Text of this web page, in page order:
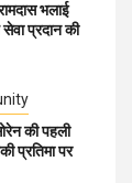
भलाई
प्रदान की
की पहली
प्रतिमा पर